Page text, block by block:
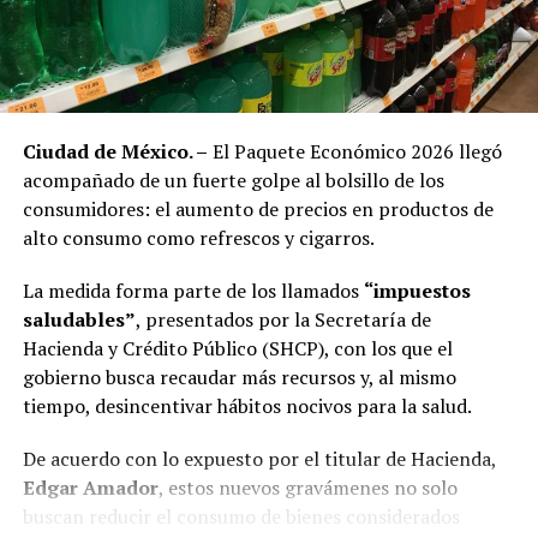
Ciudad de México. – El Paquete Económico 2026 llegó
acompañado de un fuerte golpe al bolsillo de los
consumidores: el aumento de precios en productos de
alto consumo como refrescos y cigarros.
La medida forma parte de los llamados “impuestos
saludables”, presentados por la Secretaría de
Hacienda y Crédito Público (SHCP), con los que el
gobierno busca recaudar más recursos y, al mismo
tiempo, desincentivar hábitos nocivos para la salud.
De acuerdo con lo expuesto por el titular de Hacienda,
Edgar Amador, estos nuevos gravámenes no solo
buscan reducir el consumo de bienes considerados